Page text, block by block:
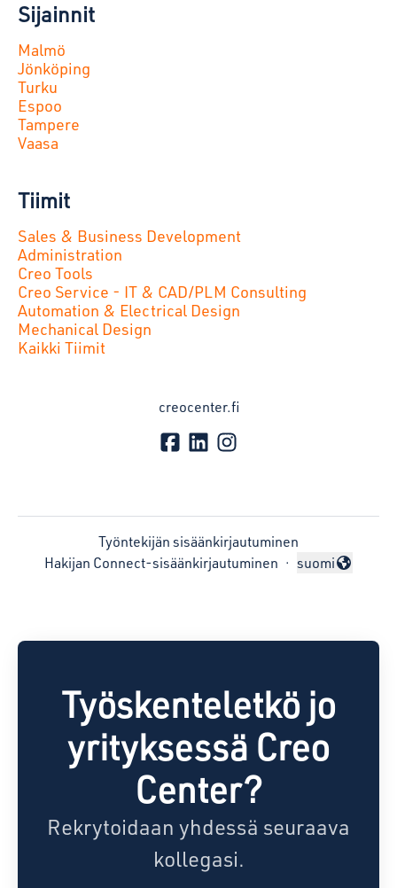
Sijainnit
Malmö
Jönköping
Turku
Espoo
Tampere
Vaasa
Tiimit
Sales & Business Development
Administration
Creo Tools
Creo Service - IT & CAD/PLM Consulting
Automation & Electrical Design
Mechanical Design
Kaikki Tiimit
creocenter.fi
Työntekijän sisäänkirjautuminen
Hakijan Connect-sisäänkirjautuminen ·
Vaihda kieli
suomi
Työskenteletkö jo
yrityksessä Creo
Center?
Rekrytoidaan yhdessä seuraava
kollegasi.